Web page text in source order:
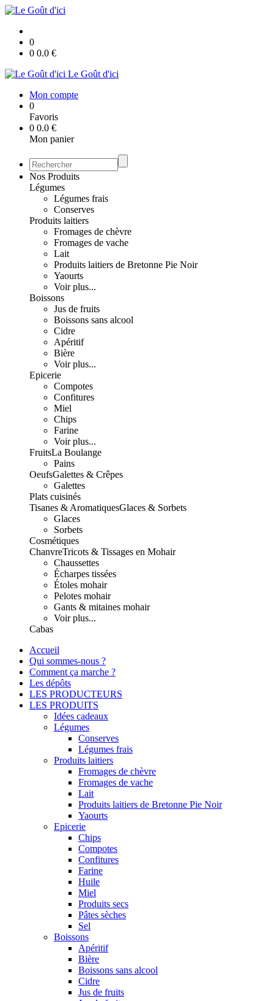
0
0 0.0 €
Le Goût d'ici
Mon compte
0
Favoris
0 0.0 €
Mon panier
Nos Produits
Légumes
Légumes frais
Conserves
Produits laitiers
Fromages de chèvre
Fromages de vache
Lait
Produits laitiers de Bretonne Pie Noir
Yaourts
Voir plus...
Boissons
Jus de fruits
Boissons sans alcool
Cidre
Apéritif
Bière
Voir plus...
Epicerie
Compotes
Confitures
Miel
Chips
Farine
Voir plus...
FruitsLa Boulange
Pains
OeufsGalettes & Crêpes
Galettes
Plats cuisinés
Tisanes & AromatiquesGlaces & Sorbets
Glaces
Sorbets
Cosmétiques
ChanvreTricots & Tissages en Mohair
Chaussettes
Écharpes tissées
Étoles mohair
Pelotes mohair
Gants & mitaines mohair
Voir plus...
Cabas
Accueil
Qui sommes-nous ?
Comment ça marche ?
Les dépôts
LES PRODUCTEURS
LES PRODUITS
Idées cadeaux
Légumes
Conserves
Légumes frais
Produits laitiers
Fromages de chèvre
Fromages de vache
Lait
Produits laitiers de Bretonne Pie Noir
Yaourts
Epicerie
Chips
Compotes
Confitures
Farine
Huile
Miel
Produits secs
Pâtes sèches
Sel
Boissons
Apéritif
Bière
Boissons sans alcool
Cidre
Jus de fruits